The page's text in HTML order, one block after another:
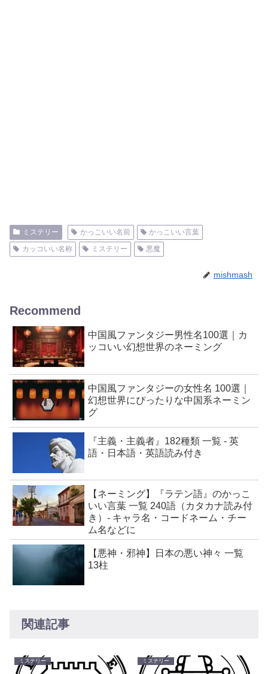
ミステリー かっこいい名前
かっこいい言葉
カッコいい名称
ミステリー 悪魔
mishmash
Recommend
中国風ファンタジー男性名100選｜カ
ッコいい幻想世界のネーミング
中国風ファンタジーの女性名 100選｜
幻想世界にぴったりな中国系ネーミン
グ
『主義・主義者』182種類 一覧 - 英
語・日本語・英語読み付き
【ネーミング】『ラテン語』のかっこ
いい言葉 一覧 240語（カタカナ読み付
き）- キャラ名・コードネーム・チー
ム名などに
【悪神・邪神】日本の悪い神々 一覧
13柱
関連記事
ミステリー ミステリー